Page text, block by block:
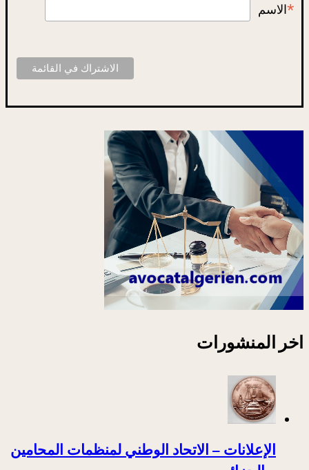
* الاسم
اخر المنشورات
الإعلانات – الاتحاد الوطني لمنظمات المحامين